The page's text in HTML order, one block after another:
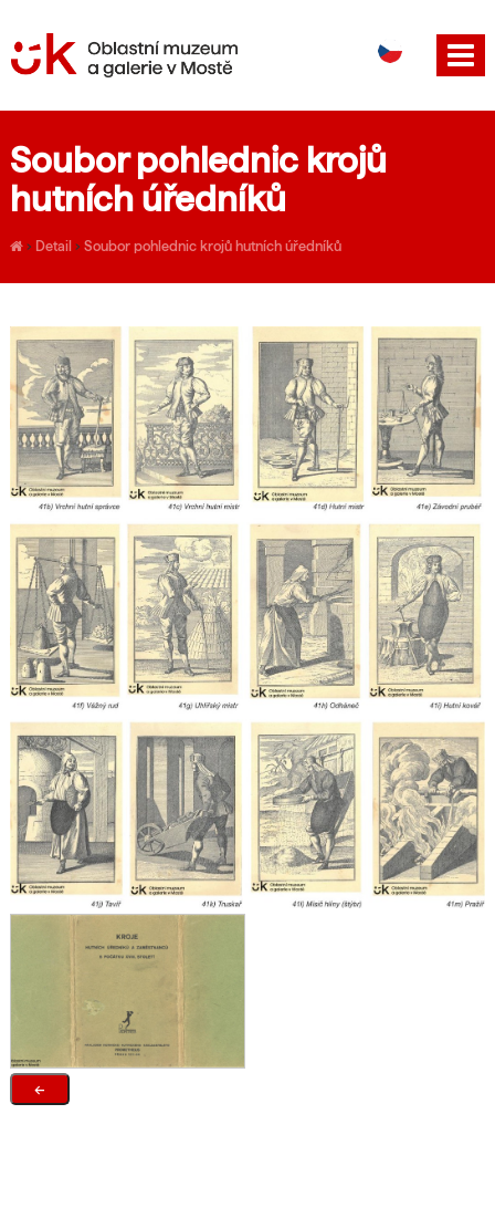
EN
Soubor pohlednic krojů
hutních úředníků
› Detail › Soubor pohlednic krojů hutních úředníků
←